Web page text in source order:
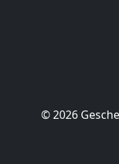
© 2026